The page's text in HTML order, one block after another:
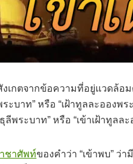
งเกตจากข้อความที่อยู่แวดล้อม
บาท” หรือ “เฝ้าทูลละอองพร
พระบาท” หรือ “เข้าเฝ้าทูลล
ชาศัพท์ของคำว่า “เข้าพบ” ว่